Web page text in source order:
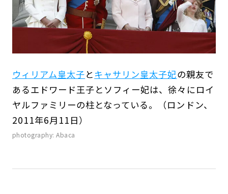
ウィリアム皇太子と キャサリン皇太子妃の親友で
あるエドワード王子とソフィー妃は、徐々にロイ
ヤルファミリーの柱となっている。（ロンドン、
2011年6月11日）
photography: Abaca